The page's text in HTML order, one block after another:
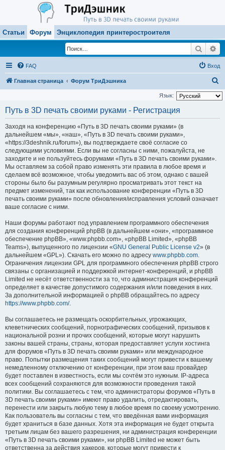
Статьи Форум Энциклопедия принтеростроителя
Поиск
FAQ Вход
Главная страница Форум ТриДэшника
о
Язык:
Путь в 3D печать своими руками - Регистрация
Заходя на конференцию «Путь в 3D печать своими руками» (в
дальнейшем «мы», «наш», «Путь в 3D печать своими руками»,
«https://3deshnik.ru/forum»), вы подтверждаете своё согласие со
следующими условиями. Если вы не согласны с ними, пожалуйста, не
заходите и не пользуйтесь форумами «Путь в 3D печать своими руками».
Мы оставляем за собой право изменять эти правила в любое время и
сделаем всё возможное, чтобы уведомить вас об этом, однако с вашей
стороны было бы разумным регулярно просматривать этот текст на
предмет изменений, так как использование конференции «Путь в 3D
печать своими руками» после обновления/исправления условий означает
ваше согласие с ними.
Наши форумы работают под управлением программного обеспечения
для создания конференций phpBB (в дальнейшем «они», «программное
обеспечение phpBB», «www.phpbb.com», «phpBB Limited», «phpBB
Teams»), выпущенного по лицензии «GNU General Public License v2» (в
дальнейшем «GPL»). Скачать его можно по адресу www.phpbb.com.
Ограничения лицензии GPL для программного обеспечения phpBB строго
связаны с организацией и поддержкой интернет-конференций, и phpBB
Limited не несёт ответственности за то, что администрация конференций
определяет в качестве допустимого содержания и/или поведения в них.
За дополнительной информацией о phpBB обращайтесь по адресу
https://www.phpbb.com/.
Вы соглашаетесь не размещать оскорбительных, угрожающих,
клеветнических сообщений, порнографических сообщений, призывов к
национальной розни и прочих сообщений, которые могут нарушить
законы вашей страны, страны, которая предоставляет услуги хостинга
для форумов «Путь в 3D печать своими руками» или международное
право. Попытки размещения таких сообщений могут привести к вашему
немедленному отключению от конференции, при этом ваш провайдер
будет поставлен в известность, если мы сочтём это нужным. IP-адреса
всех сообщений сохраняются для возможности проведения такой
политики. Вы соглашаетесь с тем, что администраторы форумов «Путь в
3D печать своими руками» имеют право удалить, отредактировать,
перенести или закрыть любую тему в любое время по своему усмотрению.
Как пользователь вы согласны с тем, что введённая вами информация
будет храниться в базе данных. Хотя эта информация не будет открыта
третьим лицам без вашего разрешения, ни администрация конференции
«Путь в 3D печать своими руками», ни phpBB Limited не может быть
ответственна за действия хакеров, которые могут привести к